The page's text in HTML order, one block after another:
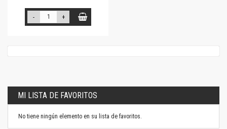
- +
MI LISTA DE FAVORITOS
No tiene ningún elemento en su lista de favoritos.